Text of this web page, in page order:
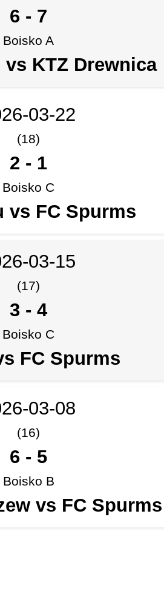
6 - 7
Boisko A
vs KTZ Drewnica
03-22
(18)
2 - 1
Boisko C
vs FC Spurms
03-15
(17)
3 - 4
Boisko C
FC Spurms
03-08
(16)
6 - 5
Boisko B
vs FC Spurms